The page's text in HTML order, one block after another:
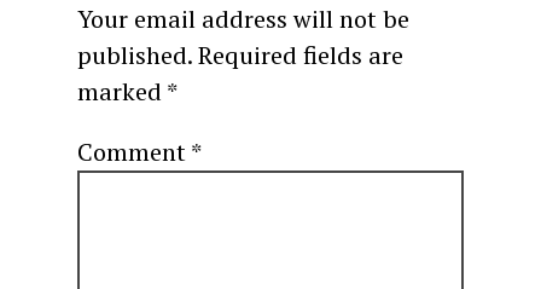
Your email address will not be
published.Required fields are
marked *
Comment*